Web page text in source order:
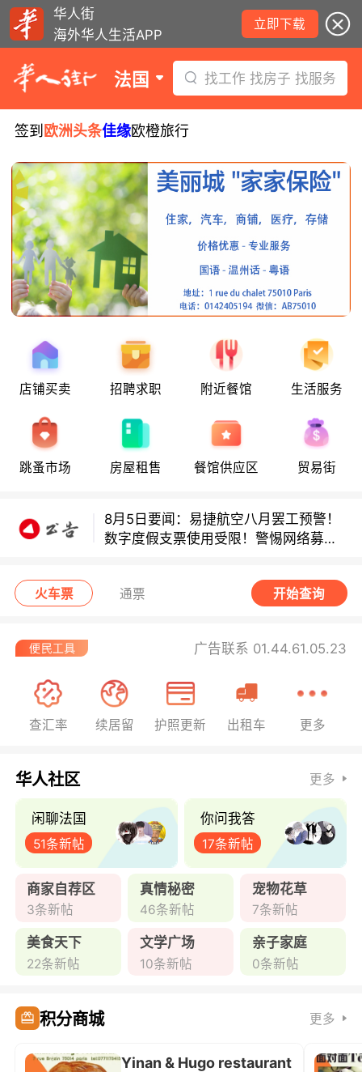
华人街
海外华人生活APP
立即下载
法国 找工作 找房子 找服务
签到 欧洲头条佳缘欧橙旅行
店铺买卖 招聘求职 附近餐馆 生活服务
跳蚤市场 房屋租售 餐馆供应区 贸易街
8月5日要闻：易捷航空八月罢工预警！
数字度假支票使用受限！警惕网络募捐
8月5日要闻：易捷航空八月罢工预警！
数字度假支票使用受限！警惕网络募捐
数字度假支票使用受限！警惕网络募捐
火车票 通票 开始查询
广告联系 01.44.61.05.23
查汇率 续居留 护照更新 出租车 更多
华人社区 更多
闲聊法国
51条新帖
你问我答
17条新帖
商家自荐区
3条新帖
真情秘密
46条新帖
宠物花草
7条新帖
美食天下
22条新帖
文学广场
10条新帖
亲子家庭
0条新帖
积分商城 更多
Yinan & Hugo restaurant